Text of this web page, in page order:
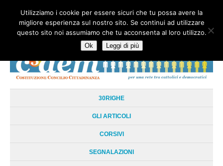
HOME CHI SIAMO LA RETE LE RADICI DOCUMENTAZIONE
AREE TEMATICHE
30RIGHE
GLI ARTICOLI
CORSIVI
SEGNALAZIONI
Utilizziamo i cookie per essere sicuri che tu possa avere la
migliore esperienza sul nostro sito. Se continui ad utilizzare
questo sito noi assumiamo che tu acconsenta al loro utilizzo.
Ok Leggi di più